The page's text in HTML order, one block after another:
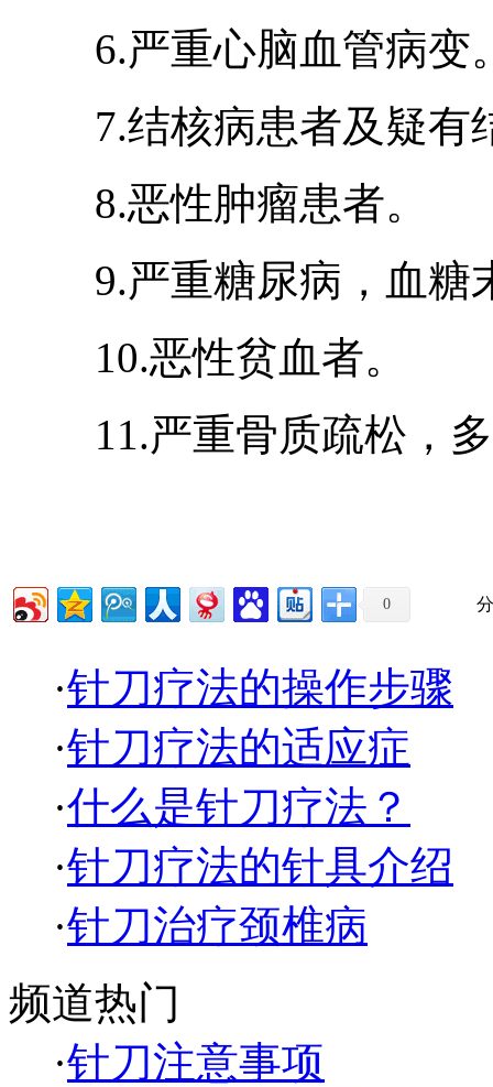
6.严重心脑血管病变
7.结核病患者及疑有
8.恶性肿瘤患者。
9.严重糖尿病，血糖
10.恶性贫血者。
11.严重骨质疏松，多
0
·针刀疗法的操作步骤
·针刀疗法的适应症
·什么是针刀疗法？
·针刀疗法的针具介绍
·针刀治疗颈椎病
频道热门
·针刀注意事项